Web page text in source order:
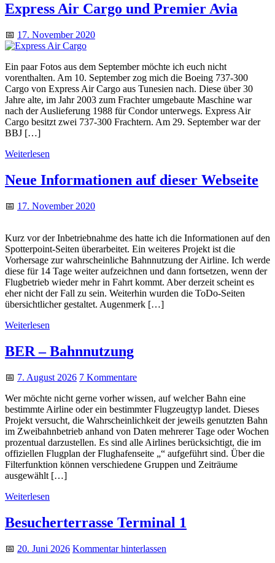
Express Air Cargo und Premier Avia
📅 17. November 2020
Ein paar Fotos aus dem September möchte ich euch nicht
vorenthalten. Am 10. September zog mich die Boeing 737-300
Cargo von Express Air Cargo aus Tunesien nach. Diese über 30
Jahre alte, im Jahr 2003 zum Frachter umgebaute Maschine war
nach der Auslieferung 1988 für Condor unterwegs. Express Air
Cargo besitzt zwei 737-300 Frachtern. Am 29. September war der
BBJ […]
Weiterlesen
Neue Informationen auf dieser Webseite
📅 17. November 2020
Kurz vor der Inbetriebnahme des hatte ich die Informationen auf den
Spotterpoint-Seiten überarbeitet. Ein weiteres Projekt ist die
Vorhersage zur wahrscheinliche Bahnnutzung der Airline. Ich werde
diese für 14 Tage weiter aufzeichnen und dann fortsetzen, wenn der
Flugbetrieb wieder mehr in Fahrt kommt. Aber derzeit scheint es
eher nicht der Fall zu sein. Weiterhin wurden die ToDo-Seiten
übersichtlicher gestaltet. Augenmerk […]
Weiterlesen
BER – Bahnnutzung
📅 7. August 2026 7 Kommentare
Wer möchte nicht gerne vorher wissen, auf welcher Bahn eine
bestimmte Airline oder ein bestimmter Flugzeugtyp landet. Dieses
Projekt versucht, die Wahrscheinlichkeit der jeweils genutzten Bahn
im Zweibahnbetrieb anhand von Daten mehrerer Tage oder Wochen
prozentual darzustellen. Es sind alle Airlines berücksichtigt, die im
offiziellen Flugplan der Flughafenseite „“ aufgeführt sind. Über die
Filterfunktion können verschiedene Gruppen und Zeiträume
ausgewählt […]
Weiterlesen
Besucherterrasse Terminal 1
📅 20. Juni 2026 Kommentar hinterlassen